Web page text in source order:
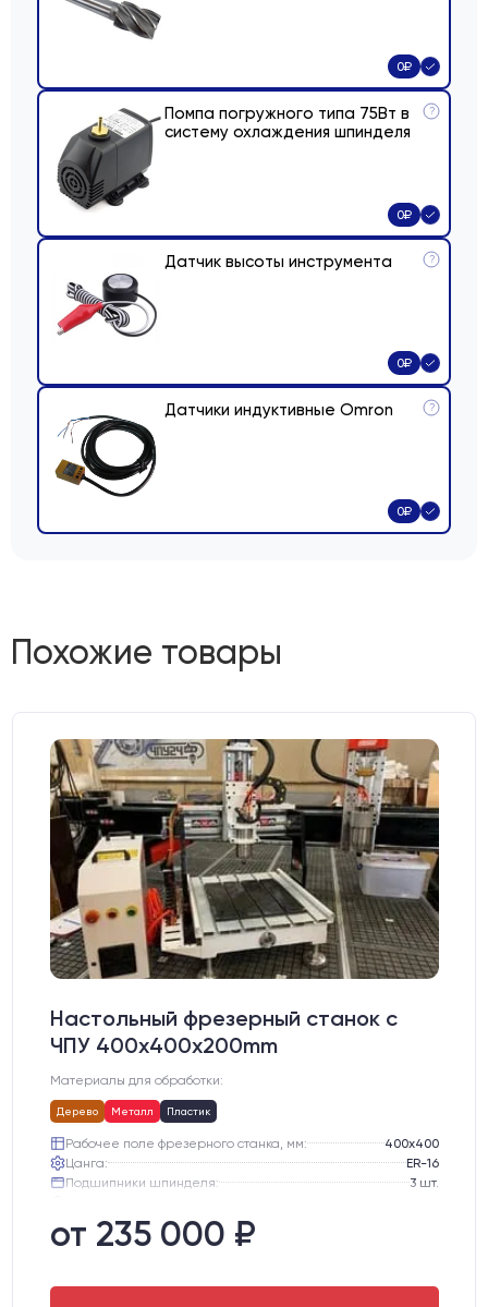
0₽
Помпа погружного типа 75Вт в
систему охлаждения шпинделя
?
0₽
Датчик высоты инструмента ?
0₽
Датчики индуктивные Omron ?
0₽
Похожие товары
Настольный фрезерный станок с
ЧПУ 400x400x200mm
Материалы для обработки:
Дерево Металл Пластик
Рабочее поле фрезерного станка, мм:
400х400
Цанга:
ER-16
Подшипники шпинделя:
3 шт.
Стол:
Двигатели:
от 235 000 ₽